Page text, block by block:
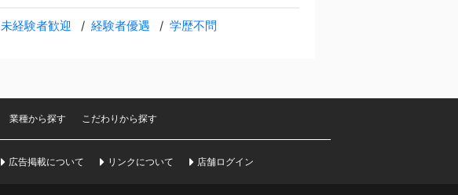
未経験者歓迎 経験者優遇 学歴不問
業種から探す こだわりから探す
広告掲載について リンクについて 店舗ログイン